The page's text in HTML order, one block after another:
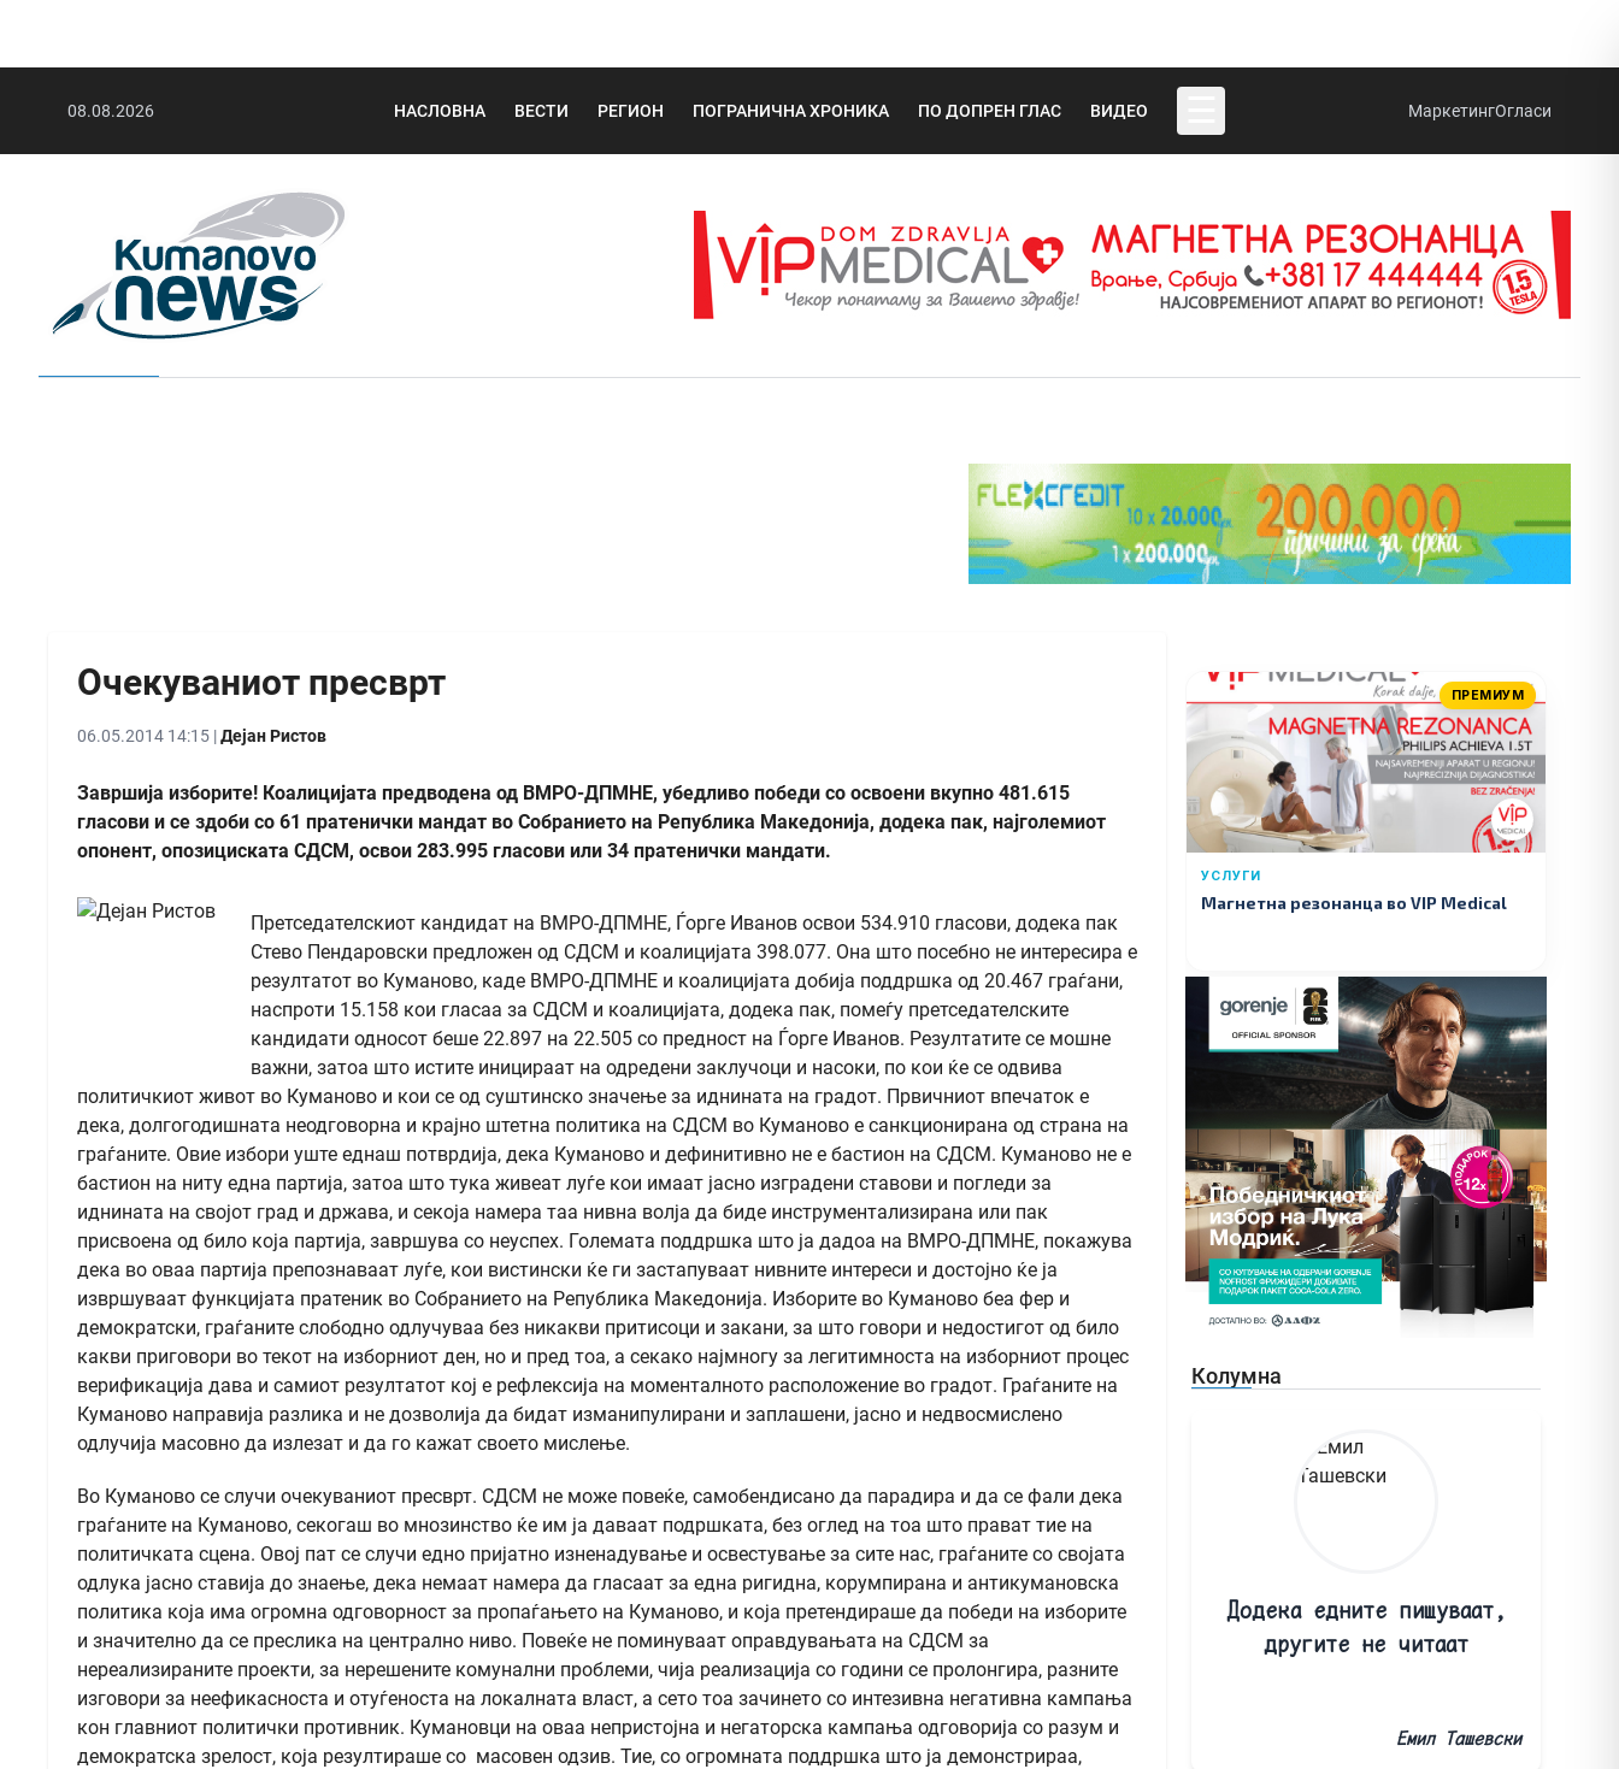
08.08.2026 НАСЛОВНА ВЕСТИ РЕГИОН ПОГРАНИЧНА ХРОНИКА ПО ДОПРЕН ГЛАС ВИДЕО МаркетингОгласи
Очекуваниот пресврт
06.05.2014 14:15 |Дејан Ристов
Завршија изборите! Коалицијата предводена од ВМРО-ДПМНЕ, убедливо победи со освоени вкупно 481.615
гласови и се здоби со 61 пратенички мандат во Собранието на Република Македонија, додека пак, најголемиот
опонент, опозициската СДСМ, освои 283.995 гласови или 34 пратенички мандати.
Претседателскиот кандидат на ВМРО-ДПМНЕ, Ѓорге Иванов освои 534.910 гласови, додека пак
Стево Пендаровски предложен од СДСМ и коалицијата 398.077. Она што посебно не интересира е
резултатот во Куманово, каде ВМРО-ДПМНЕ и коалицијата добија поддршка од 20.467 граѓани,
наспроти 15.158 кои гласаа за СДСМ и коалицијата, додека пак, помеѓу претседателските
кандидати односот беше 22.897 на 22.505 со предност на Ѓорге Иванов. Резултатите се мошне
важни, затоа што истите иницираат на одредени заклучоци и насоки, по кои ќе се одвива
политичкиот живот во Куманово и кои се од суштинско значење за иднината на градот. Првичниот впечаток е
дека, долгогодишната неодговорна и крајно штетна политика на СДСМ во Куманово е санкционирана од страна на
граѓаните. Овие избори уште еднаш потврдија, дека Куманово и дефинитивно не е бастион на СДСМ. Куманово не е
бастион на ниту една партија, затоа што тука живеат луѓе кои имаат јасно изградени ставови и погледи за
иднината на својот град и држава, и секоја намера таа нивна волја да биде инструментализирана или пак
присвоена од било која партија, завршува со неуспех. Големата поддршка што ја дадоа на ВМРО-ДПМНЕ, покажува
дека во оваа партија препознаваат луѓе, кои вистински ќе ги застапуваат нивните интереси и достојно ќе ја
извршуваат функцијата пратеник во Собранието на Република Македонија. Изборите во Куманово беа фер и
демократски, граѓаните слободно одлучуваа без никакви притисоци и закани, за што говори и недостигот од било
какви приговори во текот на изборниот ден, но и пред тоа, а секако најмногу за легитимноста на изборниот процес
верификација дава и самиот резултатот кој е рефлексија на моменталното расположение во градот. Граѓаните на
Куманово направија разлика и не дозволија да бидат изманипулирани и заплашени, јасно и недвосмислено
одлучија масовно да излезат и да го кажат своето мислење.
Во Куманово се случи очекуваниот пресврт. СДСМ не може повеќе, самобендисано да парадира и да се фали дека
граѓаните на Куманово, секогаш во мнозинство ќе им ја даваат подршката, без оглед на тоа што прават тие на
политичката сцена. Овој пат се случи едно пријатно изненадување и освестување за сите нас, граѓаните со својата
одлука јасно ставија до знаење, дека немаат намера да гласаат за една ригидна, корумпирана и антикумановска
политика која има огромна одговорност за пропаѓањето на Куманово, и која претендираше да победи на изборите
и значително да се преслика на централно ниво. Повеќе не поминуваат оправдувањата на СДСМ за
нереализираните проекти, за нерешените комунални проблеми, чија реализација со години се пролонгира, разните
изговори за неефикасноста и отуѓеноста на локалната власт, а сето тоа зачинето со интезивна негативна кампања
кон главниот политички противник. Кумановци на оваа непристојна и негаторска кампања одговорија со разум и
демократска зрелост, која резултираше со масовен одзив. Тие, со огромната поддршка што ја демонстрираа,
ПРЕМИУМ
УСЛУГИ
Магнетна резонанца во VIP Medical
Колумна
Додека едните пишуваат,
другите не читаат
Емил Ташевски